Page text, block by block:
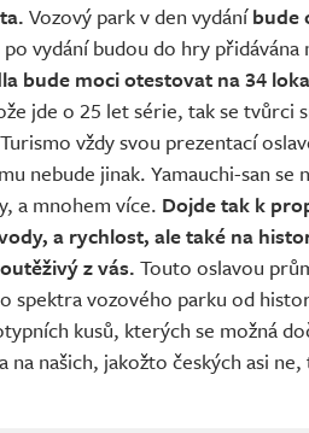
Vozový park v den vydáníbude
vydání budou do hry přidávána
bude moci otestovat na 34
jde o 25 let série, tak se tvůrci
vždy svou prezentací
nebude jinak. Yamauchi-san se
a mnohem více. Dojde tak k
a rychlost, ale také na
z vás. Touto oslavou
spektra vozového parku od
kusů, kterých se možná
na našich, jakožto českých asi